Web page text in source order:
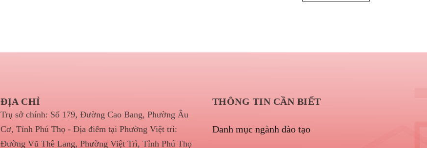
ĐỊA CHỈ
Trụ sở chính: Số 179, Đường Cao Bang, Phường Âu
Cơ, Tỉnh Phú Thọ - Địa điểm tại Phường Việt trì:
Đường Vũ Thê Lang, Phường Việt Trì, Tỉnh Phú Thọ
THÔNG TIN CẦN BIẾT
Danh mục ngành đào tạo